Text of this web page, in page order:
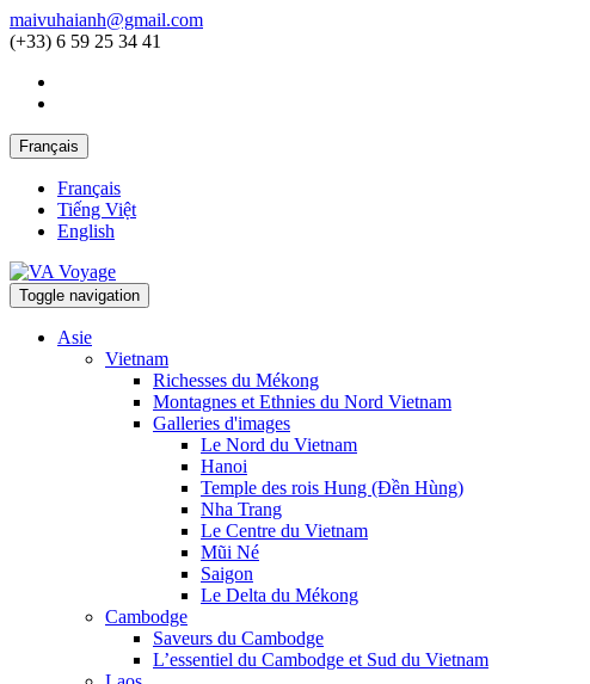
maivuhaianh@gmail.com
(+33) 6 59 25 34 41
Français
Français
Tiếng Việt
English
Toggle navigation
Asie
Vietnam
Richesses du Mékong
Montagnes et Ethnies du Nord Vietnam
Galleries d'images
Le Nord du Vietnam
Hanoi
Temple des rois Hung (Đền Hùng)
Nha Trang
Le Centre du Vietnam
Mũi Né
Saigon
Le Delta du Mékong
Cambodge
Saveurs du Cambodge
L’essentiel du Cambodge et Sud du Vietnam